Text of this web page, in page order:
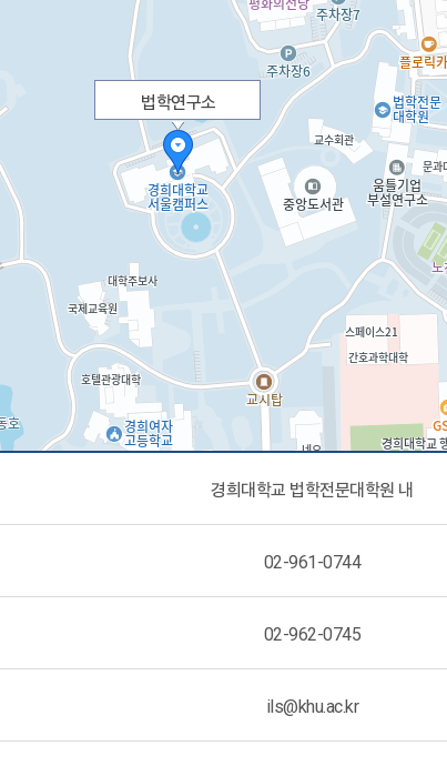
법학연구소
경희대학교 법학전문대학원 내
02-961-0744
02-962-0745
ils@khu.ac.kr